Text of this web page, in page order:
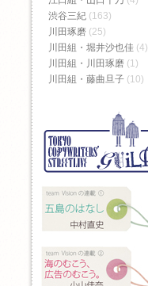
渋谷三紀 (163)
川田琢磨 (25)
川田組・堀井沙也佳 (4)
川田組・川田琢磨 (1)
川田組・藤曲旦子 (10)